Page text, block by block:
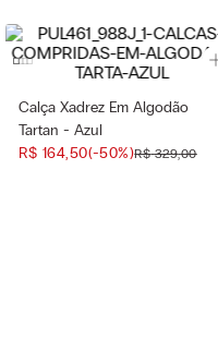
Calça Xadrez Em Algodão
Tartan - Azul
R$ 164,50(-50%)R$ 329,00